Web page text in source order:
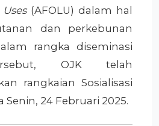
(AFOLU) dalam hal
dan perkebunan
rangka diseminasi
OJK telah
rangkaian Sosialisasi
Senin, 24 Februari 2025.